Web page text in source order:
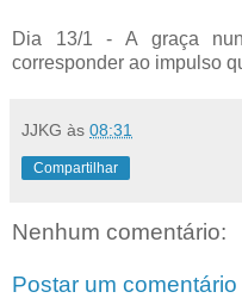
Dia 13/1 - A graça
corresponder ao impulso
JJKG às 08:31
Compartilhar
Nenhum comentário:
Postar um comentário